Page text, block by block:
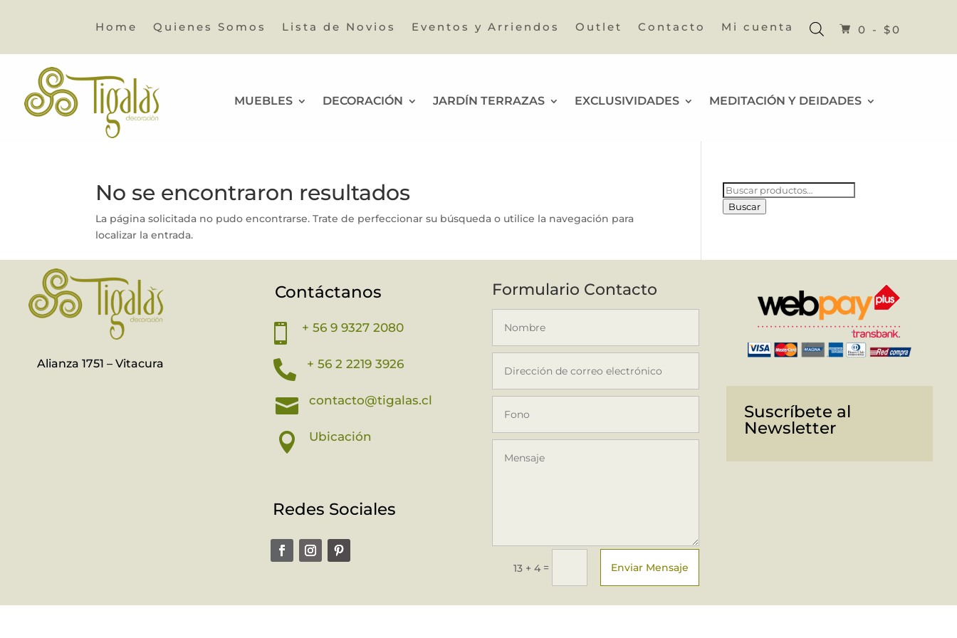
Home Quienes Somos Lista de Novios Eventos y Arriendos Outlet Contacto Mi cuenta 0 - $0
MUEBLES DECORACIÓN JARDÍN TERRAZAS EXCLUSIVIDADES MEDITACIÓN Y DEIDADES
No se encontraron resultados
La página solicitada no pudo encontrarse. Trate de perfeccionar su búsqueda o utilice la navegación para
localizar la entrada.
Buscar
por:
Buscar
Alianza 1751 – Vitacura
Contáctanos
 + 56 9 9327 2080
 + 56 2 2219 3926
 contacto@tigalas.cl
 Ubicación
Redes Sociales
Formulario Contacto
13 + 4= Enviar Mensaje
Suscríbete al
Newsletter